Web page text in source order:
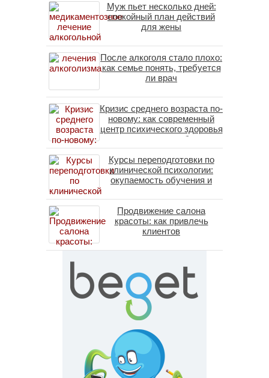
Муж пьет несколько дней:
спокойный план действий
для жены
После алкоголя стало плохо:
как семье понять, требуется
ли врач
Кризис среднего возраста по-
новому: как современный
центр психического здоровья
помогает пересобрать
личность без таблеток
(методы ДПДГ и КПТ)
Курсы переподготовки по
клинической психологии:
окупаемость обучения и
специалистов в 2026 году
Продвижение салона
красоты: как привлечь
клиентов